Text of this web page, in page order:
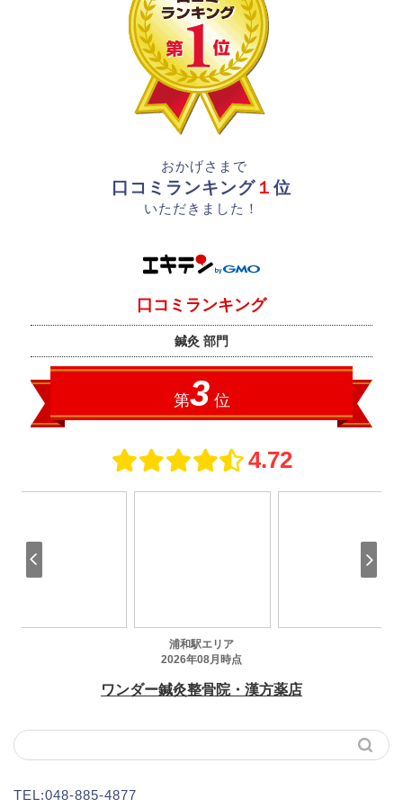
おかげさまで
口コミランキング １ 位
いただきました！
TEL:048-885-4877